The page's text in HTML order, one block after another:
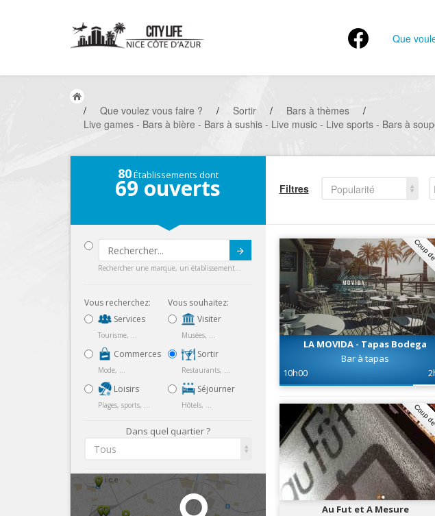
Que
/ Que voulez vous faire ? / Sortir / Bars à thèmes
/
Live games - Bars à bière - Bars à sushis - Live music - Live sports - Bars à
80Établissements dont
69 ouverts
Rechercher une marque, un établissement...
Vous recherchez:
Services
Tourisme, ...
Commerces
Mode, ...
Loisirs
Plages, sports, ...
Vous souhaitez:
Visiter
Musées, ...
Sortir
Restaurants, ...
Séjourner
Hôtels, ...
Dans quel quartier ?
Tous
Filtres Popularité
Coup
LA MOVIDA - Tapas Bodega
Bar à tapas
10h00
Coup
Au Fut et A Mesure